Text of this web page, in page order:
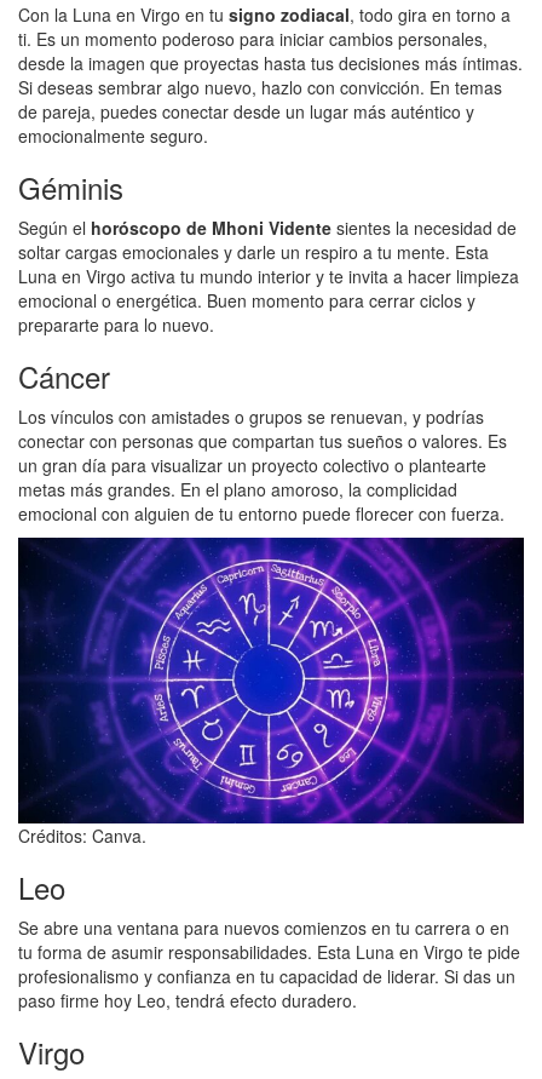
Con la Luna en Virgo en tu signo zodiacal, todo gira en torno a
ti. Es un momento poderoso para iniciar cambios personales,
desde la imagen que proyectas hasta tus decisiones más íntimas.
Si deseas sembrar algo nuevo, hazlo con convicción. En temas
de pareja, puedes conectar desde un lugar más auténtico y
emocionalmente seguro.
Géminis
Según el horóscopo de Mhoni Vidente sientes la necesidad de
soltar cargas emocionales y darle un respiro a tu mente. Esta
Luna en Virgo activa tu mundo interior y te invita a hacer limpieza
emocional o energética. Buen momento para cerrar ciclos y
prepararte para lo nuevo.
Cáncer
Los vínculos con amistades o grupos se renuevan, y podrías
conectar con personas que compartan tus sueños o valores. Es
un gran día para visualizar un proyecto colectivo o plantearte
metas más grandes. En el plano amoroso, la complicidad
emocional con alguien de tu entorno puede florecer con fuerza.
Créditos: Canva.
Leo
Se abre una ventana para nuevos comienzos en tu carrera o en
tu forma de asumir responsabilidades. Esta Luna en Virgo te pide
profesionalismo y confianza en tu capacidad de liderar. Si das un
paso firme hoy Leo, tendrá efecto duradero.
Virgo